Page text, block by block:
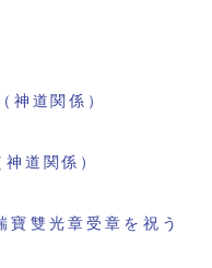
神道関係）
道関係）
雙光章受章を祝う